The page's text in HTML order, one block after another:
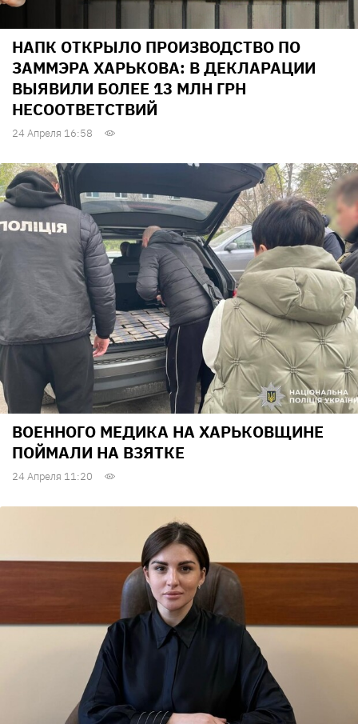
НАПК ОТКРЫЛО ПРОИЗВОДСТВО ПО
ЗАММЭРА ХАРЬКОВА: В ДЕКЛАРАЦИИ
ВЫЯВИЛИ БОЛЕЕ 13 МЛН ГРН
НЕСООТВЕТСТВИЙ
24 Апреля 16:58
ВОЕННОГО МЕДИКА НА ХАРЬКОВЩИНЕ
ПОЙМАЛИ НА ВЗЯТКЕ
24 Апреля 11:20